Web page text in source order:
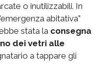
o inutilizzabili. In
abitativa"
stata la consegna
dei vetri alle
a tappare gli